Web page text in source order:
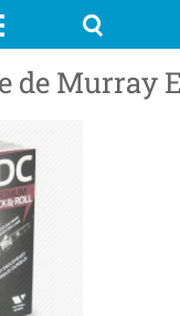
de Murray